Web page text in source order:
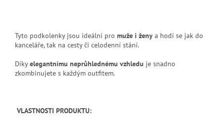
Tyto podkolenky jsou ideální pro muže i ženy a hodí se jak do
kanceláře, tak na cesty či celodenní stání.
Díkyelegantnímu neprůhlednému vzhledu je snadno
zkombinujete s každým outfitem.
VLASTNOSTI PRODUKTU: